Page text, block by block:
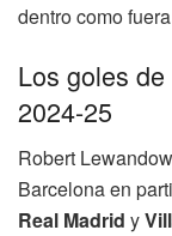
dentro como
Los goles
2024-25
Robert
Barcelona en
Real Madrid y